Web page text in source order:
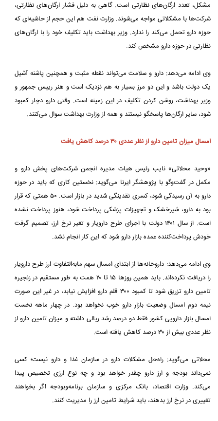
مشکل، تعدد ارگان‌های نظارتی است. گاهی به دلیل فشار ارگان‌های نظارتی،
شرکت‌ها با مشکلاتی مواجه می‌شوند. وزارت نفت هم این حجم از حاشیه‌ای که
حوزه دارو تحمل می‌کند را ندارد. وزیر بهداشت باید تکلیف خود را با ارگان‌های
نظارتی در حوزه دارو مشخص کند.
وی ادامه می‌دهد: دارو و سلامت می‌تواند نقطه مثبت و همچنین پاشنه آشیل
یک دولت باشد و این دو مرز بسیار به هم نزدیک است و هنر رییس جمهور و
وزیر بهداشت، روشن کردن تکلیف در این زمینه است. وقتی دارو دچار کمبود
شود، سایر ارگان‌ها پاسخگو نیستند و همه از وزارت بهداشت سوال می‌کنند.
امسال میزان تامین دارو از نظر عددی ۳۰ درصد کاهش یافت
«وحید محلاتی» نایب رئیس هیات مدیره انجمن شرکت‌های پخش دارو و
مکمل در گفت‌وگو با پژوهشگر ایرنا می‌گوید: نخستین کاری که باید در حوزه
دارو به آن رسیدگی شود، کسری نقدینگی شدید در بازار است. ۵۰ همتی که قرار
بود به دارو، شیرخشک و تجهیزات پزشکی پرداخت شود، هنوز پرداخت نشده
است. از سال ۱۴۰۱ دولت با اجرای طرح دارویار و تغیر نرخ ارز، تصمیم گرفت
خودش پرداخت‌کننده عمده بازار دارو شود که این کار انجام نشد.
وی ادامه می‌دهد: داروخانه‌ها از ابتدای امسال سهم مابه‌التفاوت ارز طرح دارویار
را دریافت نکرده‌اند. باید همین روزها ۱۵ تا ۲۰ همت به طور مستقیم در زنجیره
تامین دارو تزریق شود تا کمبود ۳۰۰ قلم دارو افزایش نیابد، در غیر این صورت
نیمه دوم امسال وضعیت بازار دارو خوب نخواهد بود. در چهار ماهه نخست
امسال بازار دارویی کشور فقط دو درصد رشد ریالی داشته و میزان تامین دارو از
نظر عددی بیش از ۳۰ درصد کاهش یافته است.
محلاتی می‌گوید: راه‌حل مشکلات دارو در سازمان غذا و دارو نیست؛ کسی
نمی‌داند بودجه و ارز دارو چقدر خواهد بود و چه نوع ارزی تخصیص پیدا
می‌کند. وزارت اقتصاد، بانک مرکزی و سازمان برنامه‌وبودجه اگر بخواهند
تغییری در نرخ ارز بدهند، باید شرایط تامین ارز را مدیریت کنند.